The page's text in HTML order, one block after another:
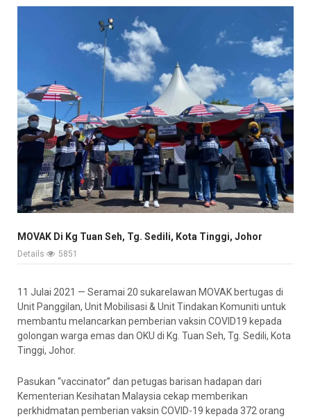
MOVAK Di Kg Tuan Seh, Tg. Sedili, Kota Tinggi, Johor
Details 5851
11 Julai 2021 — Seramai 20 sukarelawan MOVAK bertugas di
Unit Panggilan, Unit Mobilisasi & Unit Tindakan Komuniti untuk
membantu melancarkan pemberian vaksin COVID19 kepada
golongan warga emas dan OKU di Kg. Tuan Seh, Tg. Sedili, Kota
Tinggi, Johor.
Pasukan “vaccinator” dan petugas barisan hadapan dari
Kementerian Kesihatan Malaysia cekap memberikan
perkhidmatan pemberian vaksin COVID-19 kepada 372 orang